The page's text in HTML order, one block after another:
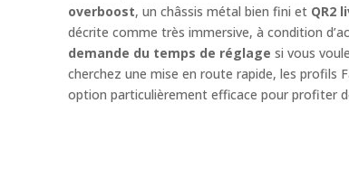
overboost, un châssis métal bien fini et QR2
décrite comme très immersive, à condition
demande du temps de réglage si vous
cherchez une mise en route rapide, les profils
option particulièrement efficace pour profiter